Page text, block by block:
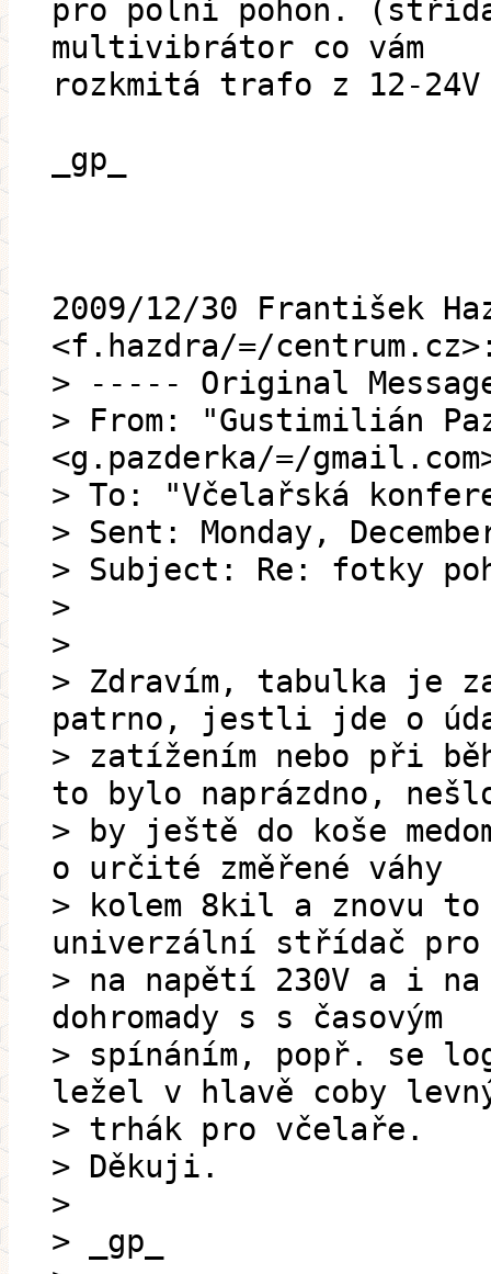
pro polní pohon.
multivibrátor co vám
rozkmitá trafo z 12-24V
_gp_
2009/12/30 František
<f.hazdra/=/
> ----- Original
> From: "Gustimilián
<g.pazderka/=/
> To: "Včelařská
> Sent: Monday,
> Subject: Re: fotky
>
>
> Zdravím, tabulka je
patrno, jestli jde o
> zatížením nebo při
to bylo naprázdno,
> by ještě do koše
o určité změřené váhy
> kolem 8kil a znovu to
univerzální střídač pro
> na napětí 230V a i na
dohromady s s časovým
> spínáním, popř. se
ležel v hlavě coby
> trhák pro včelaře.
> Děkuji.
>
> _gp_